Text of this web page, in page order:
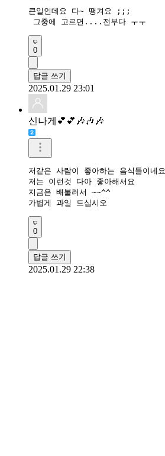
큰일인데요 다~ 땡겨요 ;;;
그중에 고르면....전부다 ㅜㅜ
0
답글 쓰기
2025.01.29 23:01
신나게💕💕🎶🎶🎶
저같은 사람이 좋아하는 음식들이네요
저는 이런것 다아 좋아해서요
지금은 배불러서 ~~^^
가볍게 과일 드십시오
0
답글 쓰기
2025.01.29 22:38